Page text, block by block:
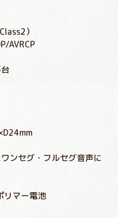
）
AVRCP
ンセグ・フルセグ音声に
リマー電池